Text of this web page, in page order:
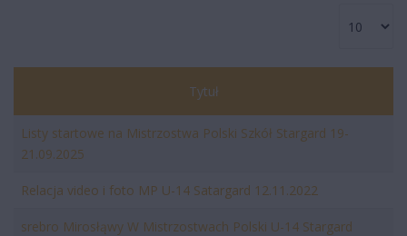
Tytuł
Listy startowe na Mistrzostwa Polski Szkół Stargard 19-
21.09.2025
Relacja video i foto MP U-14 Satargard 12.11.2022
srebro Mirosłąwy W Mistrzostwach Polski U-14 Stargard